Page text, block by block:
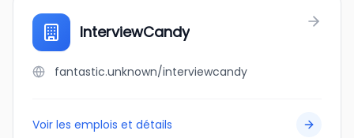
InterviewCandy
fantastic.unknown/interviewcandy
Voir les emplois et détails